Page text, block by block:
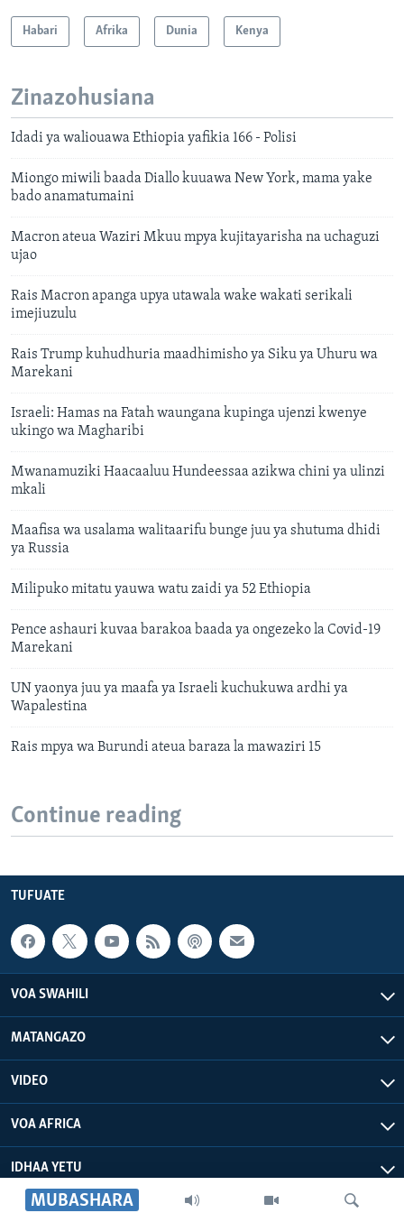
MUBASHARA
Habari Afrika Dunia Kenya
Zinazohusiana
Idadi ya waliouawa Ethiopia yafikia 166 - Polisi
Miongo miwili baada Diallo kuuawa New York, mama yake
bado anamatumaini
Macron ateua Waziri Mkuu mpya kujitayarisha na uchaguzi
ujao
Rais Macron apanga upya utawala wake wakati serikali
imejiuzulu
Rais Trump kuhudhuria maadhimisho ya Siku ya Uhuru wa
Marekani
Israeli: Hamas na Fatah waungana kupinga ujenzi kwenye
ukingo wa Magharibi
Mwanamuziki Haacaaluu Hundeessaa azikwa chini ya ulinzi
mkali
Maafisa wa usalama walitaarifu bunge juu ya shutuma dhidi
ya Russia
Milipuko mitatu yauwa watu zaidi ya 52 Ethiopia
Pence ashauri kuvaa barakoa baada ya ongezeko la Covid-19
Marekani
UN yaonya juu ya maafa ya Israeli kuchukuwa ardhi ya
Wapalestina
Rais mpya wa Burundi ateua baraza la mawaziri 15
Continue reading
TUFUATE
VOA SWAHILI
MATANGAZO
VIDEO
VOA AFRICA
IDHAA YETU